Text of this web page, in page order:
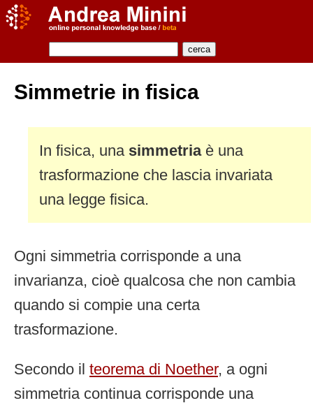
Simmetrie in fisica
In fisica, una simmetriaè una
trasformazione che lascia invariata
una legge fisica.
Ogni simmetria corrisponde a una
invarianza, cioè qualcosa che non cambia
quando si compie una certa
trasformazione.
Secondo il teorema di Noether, a ogni
simmetria continua corrisponde una